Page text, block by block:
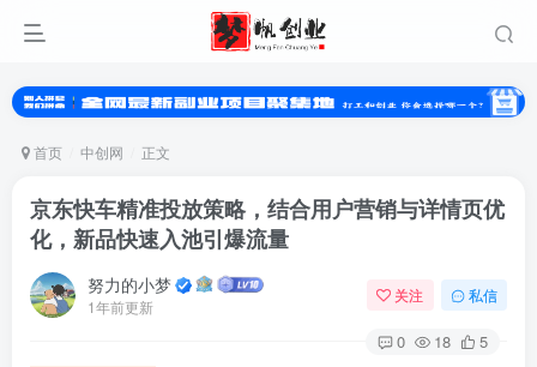
首页 中创网 正文
京东快车精准投放策略，结合用户营销与详情页优
化，新品快速入池引爆流量
努力的小梦
1年前更新
关注 私信
0 18 5